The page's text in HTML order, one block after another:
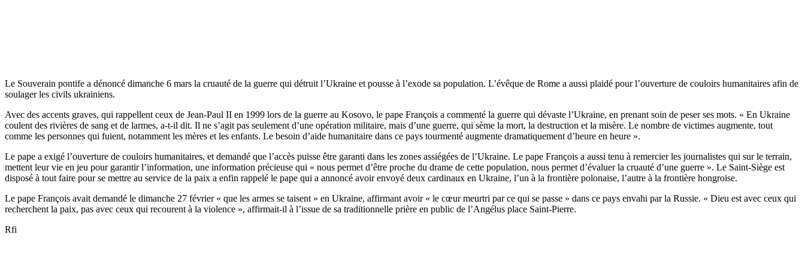
Le Souverain pontife a dénoncé dimanche 6 mars la cruauté de la guerre qui détruit l’Ukraine et pousse à l’exode sa population. L’évêque de Rome a aussi plaidé pour l’ouverture de couloirs humanitaires afin de
soulager les civils ukrainiens.
Avec des accents graves, qui rappellent ceux de Jean-Paul II en 1999 lors de la guerre au Kosovo, le pape François a commenté la guerre qui dévaste l’Ukraine, en prenant soin de peser ses mots. « En Ukraine
coulent des rivières de sang et de larmes, a-t-il dit. Il ne s’agit pas seulement d’une opération militaire, mais d’une guerre, qui sème la mort, la destruction et la misère. Le nombre de victimes augmente, tout
comme les personnes qui fuient, notamment les mères et les enfants. Le besoin d’aide humanitaire dans ce pays tourmenté augmente dramatiquement d’heure en heure ».
Le pape a exigé l’ouverture de couloirs humanitaires, et demandé que l’accès puisse être garanti dans les zones assiégées de l’Ukraine. Le pape François a aussi tenu à remercier les journalistes qui sur le terrain,
mettent leur vie en jeu pour garantir l’information, une information précieuse qui « nous permet d’être proche du drame de cette population, nous permet d’évaluer la cruauté d’une guerre ». Le Saint-Siège est
disposé à tout faire pour se mettre au service de la paix a enfin rappelé le pape qui a annoncé avoir envoyé deux cardinaux en Ukraine, l’un à la frontière polonaise, l’autre à la frontière hongroise.
Le pape François avait demandé le dimanche 27 février « que les armes se taisent » en Ukraine, affirmant avoir « le cœur meurtri par ce qui se passe » dans ce pays envahi par la Russie. « Dieu est avec ceux qui
recherchent la paix, pas avec ceux qui recourent à la violence », affirmait-il à l’issue de sa traditionnelle prière en public de l’Angélus place Saint-Pierre.
Rfi